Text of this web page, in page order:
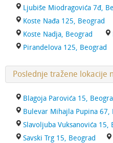
Ljubiše Miodragovića 7đ,
Koste Nađa 125, Beograd
Koste Nadja, Beograd
Pirandelova 125, Beograd
Poslednje tražene lokacije
Blagoja Parovića 15,
Bulevar Mihajla Pupina 67,
Slavoljuba Vuksanovića 15,
Savski Trg 15, Beograd